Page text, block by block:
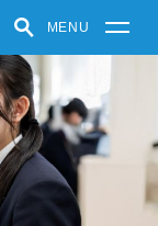
MENU
の方へ